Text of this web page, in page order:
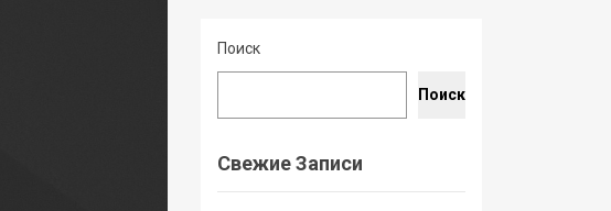
Поиск
Поиск
Свежие Записи